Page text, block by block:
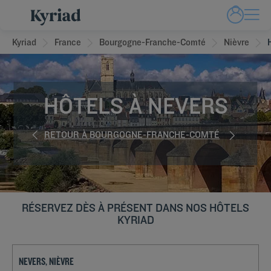
Kyriad France Bourgogne-Franche-Comté Nièvre
HÔTELS À NEVERS
RETOUR À BOURGOGNE-FRANCHE-COMTÉ
RÉSERVEZ DÈS À PRÉSENT DANS NOS HÔTELS
KYRIAD